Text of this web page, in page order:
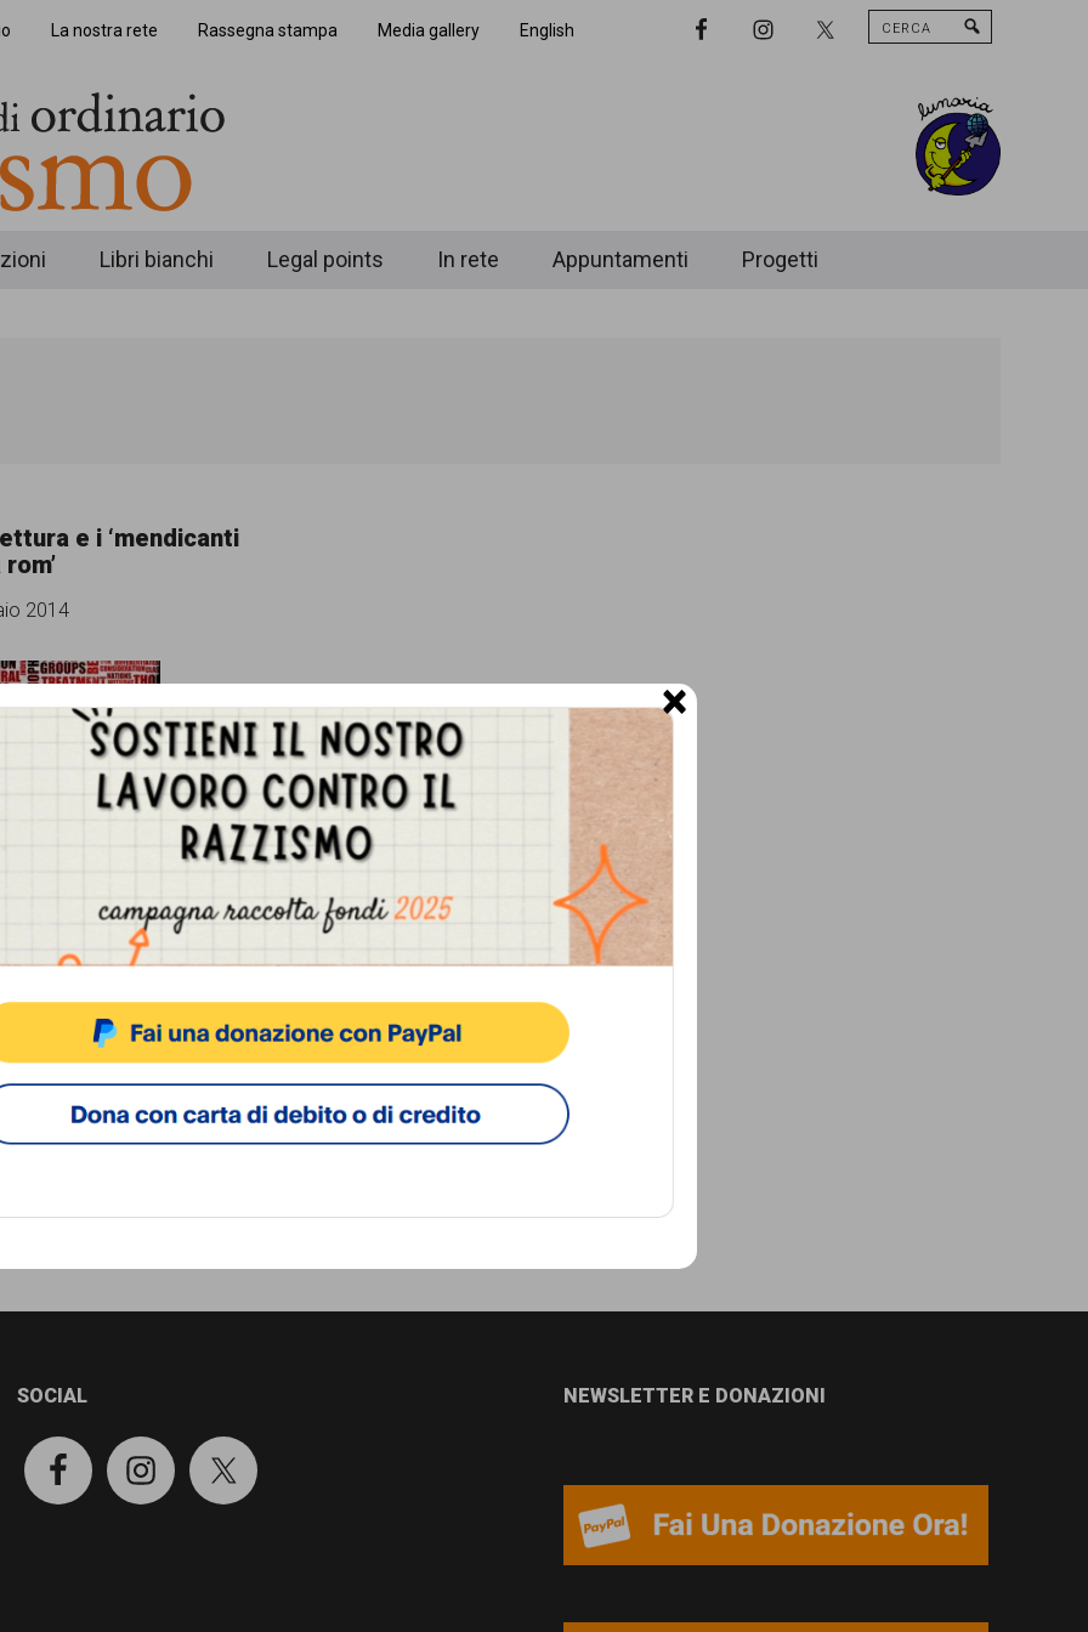
sito fa uso di cookie, anche di terze parti, ma non utilizza alcun cookie di profilazione.
ACCETTA NEGA VISUALIZZA LE PREFERENZE
La nostra rete Rassegna stampa Media gallery English
Nav
Cerca
Libri bianchi Legal points In rete Appuntamenti Progetti
e i ‘mendicanti
2014
l'articolo di Lorenzo
La prefettura e i
di etnia rom": le "parole
sono solo sui giornali,
su Giornalisti contro il
seguito l'articolo Stamani
ciò che sta tanto a cuore
per l'ordine e la sicurezza
cioè al prefetto Varratta, al
SOCIAL NEWSLETTER E DONAZIONI
×